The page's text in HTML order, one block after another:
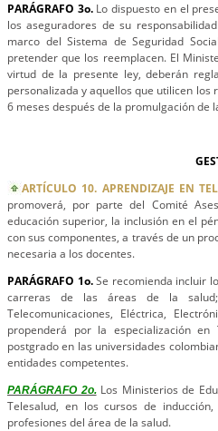
PARÁGRAFO 3o.Lo dispuesto en el
los aseguradores de su
marco del Sistema de Seguridad
pretender que los reemplacen. El
virtud de la presente ley, deberán
personalizada y aquellos que utilicen
6 meses después de la promulgación de
ARTÍCULO 10. APRENDIZAJE EN
promoverá, por parte del Comité
educación superior, la inclusión en el
con sus componentes, a través de un
necesaria a los docentes.
PARÁGRAFO 1o.Se recomienda incluir
carreras de las áreas de la
Telecomunicaciones, Eléctrica,
propenderá por la especialización en
postgrado en las universidades
entidades competentes.
PARÁGRAFO 2o.Los Ministerios de
Telesalud, en los cursos de
profesiones del área de la salud.